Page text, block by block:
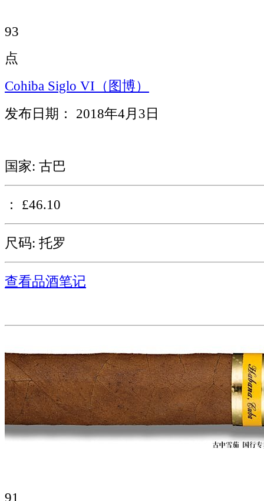
93
点
Cohiba Siglo VI（图博）
发布日期： 2018年4月3日
国家: 古巴
： £46.10
尺码: 托罗
查看品酒笔记
91